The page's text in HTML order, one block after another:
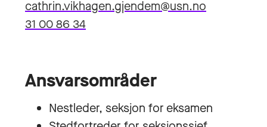
cathrin.vikhagen.gjendem@usn.no
31 00 86 34
Ansvarsområder
Nestleder, seksjon for eksamen